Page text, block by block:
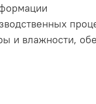
и влажности,